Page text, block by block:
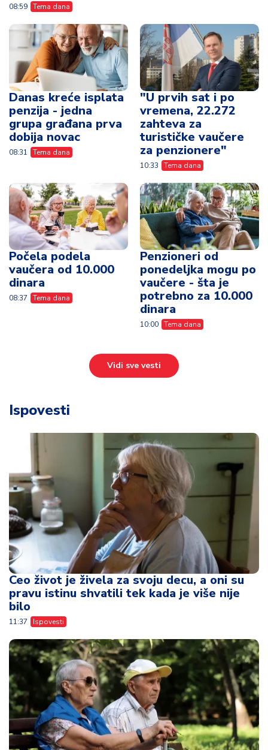
08:59 Tema dana
Danas kreće isplata
penzija - jedna
grupa građana prva
dobija novac
08:31 Tema dana
"U prvih sat i po
vremena, 22.272
zahteva za
turističke vaučere
za penzionere"
10:33 Tema dana
Počela podela
vaučera od 10.000
dinara
08:37 Tema dana
Penzioneri od
ponedeljka mogu po
vaučere - šta je
potrebno za 10.000
dinara
10:00 Tema dana
Vidi sve vesti
Ispovesti
Ceo život je živela za svoju decu, a oni su
pravu istinu shvatili tek kada je više nije
bilo
11:37 Ispovesti